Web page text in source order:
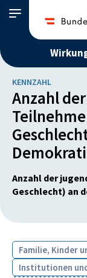
KENNZAHL
Anzahl
Anzahl der
Geschlecht) an
Familie, Kinder
Institutionen